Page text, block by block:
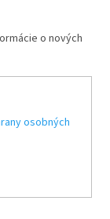
o nových
osobných